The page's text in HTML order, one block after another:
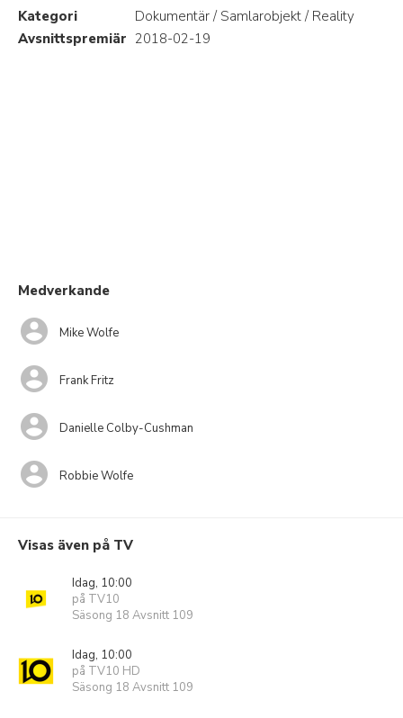
Kategori
Dokumentär / Samlarobjekt / Reality
Avsnittspremiär 2018-02-19
Medverkande
Mike Wolfe
Frank Fritz
Danielle Colby-Cushman
Robbie Wolfe
Visas även på TV
Idag, 10:00
på TV10
Säsong 18 Avsnitt 109
Idag, 10:00
på TV10 HD
Säsong 18 Avsnitt 109